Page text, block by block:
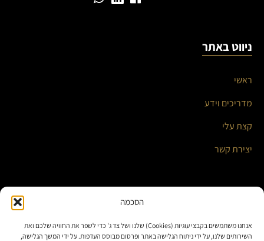
הסכמה
אנחנו משתמשים בקבצי עוגיות (Cookies) שלנו ושל צד ג' כדי לשפר את החוויה שלכם ואת
השירותים שלנו, על ידי ניתוח הגלישה באתר ופרסום מבוסס העדפות. על ידי המשך הגלישה,
ניווט באתר
ראשי
מדריכים וידע
קצת עלי
יצירת קשר
אוטומציה עסקית ואינטגרציות חכמות